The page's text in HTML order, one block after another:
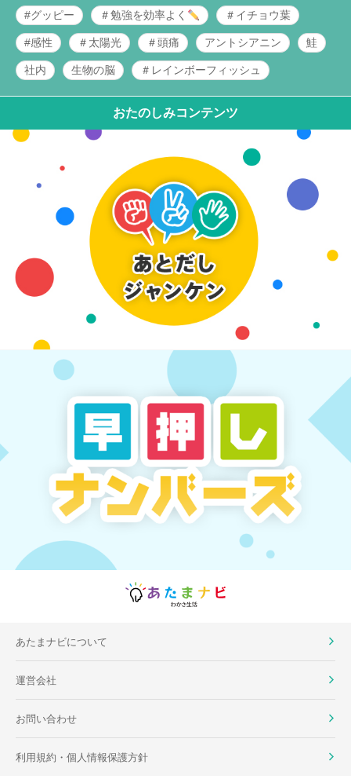
#グッピー ＃勉強を効率よく ＃イチョウ葉
#感性 ＃太陽光 ＃頭痛 アントシアニン 鮭
社内 生物の脳 ＃レインボーフィッシュ
おたのしみコンテンツ
あたまナビについて
運営会社
お問い合わせ
利用規約・個人情報保護方針